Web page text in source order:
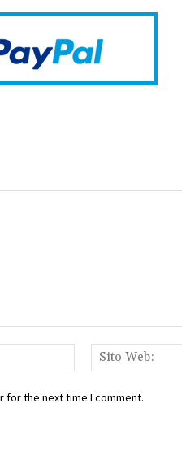
Email:*
for the next time I comment.